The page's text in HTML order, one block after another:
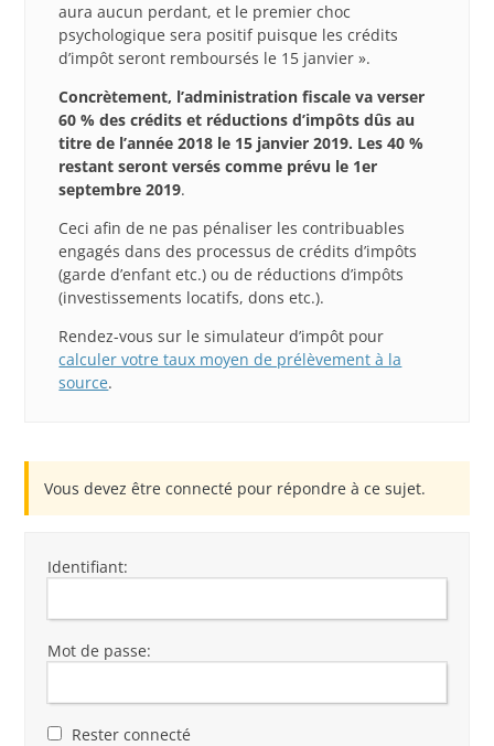
aura aucun perdant, et le premier choc
psychologique sera positif puisque les crédits
d’impôt seront remboursés le 15 janvier ».
Concrètement, l’administration fiscale va verser
60 % des crédits et réductions d’impôts dûs au
titre de l’année 2018 le 15 janvier 2019. Les 40 %
restant seront versés comme prévu le 1er
septembre 2019.
Ceci afin de ne pas pénaliser les contribuables
engagés dans des processus de crédits d’impôts
(garde d’enfant etc.) ou de réductions d’impôts
(investissements locatifs, dons etc.).
Rendez-vous sur le simulateur d’impôt pour
calculer votre taux moyen de prélèvement à la
source.
Vous devez être connecté pour répondre à ce sujet.
Identifiant:
Mot de passe:
Rester connecté